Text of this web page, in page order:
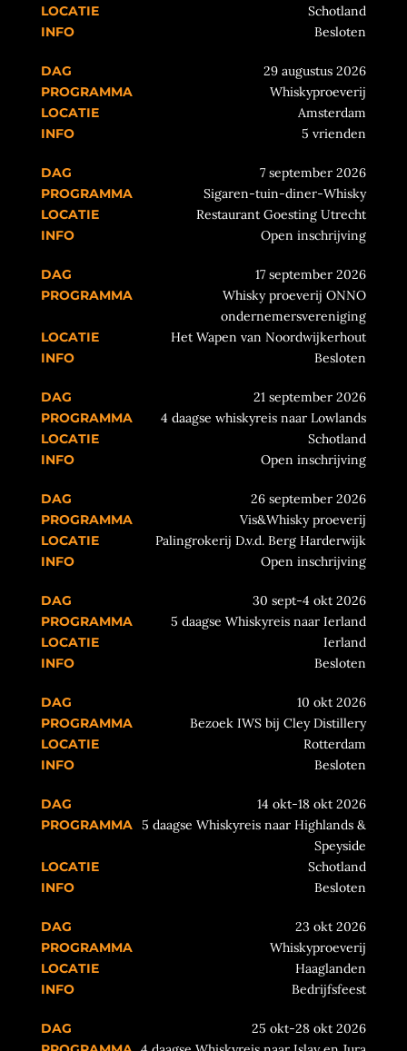
Schotland
Besloten
29 augustus 2026
Whiskyproeverij
Amsterdam
5 vrienden
7 september 2026
Sigaren-tuin-diner-Whisky
Restaurant Goesting Utrecht
Open inschrijving
17 september 2026
Whisky proeverij ONNO
ondernemersvereniging
Het Wapen van Noordwijkerhout
Besloten
21 september 2026
4 daagse whiskyreis naar Lowlands
Schotland
Open inschrijving
26 september 2026
Vis&Whisky proeverij
Palingrokerij D.v.d. Berg Harderwijk
Open inschrijving
30 sept-4 okt 2026
5 daagse Whiskyreis naar Ierland
Ierland
Besloten
10 okt 2026
Bezoek IWS bij Cley Distillery
Rotterdam
Besloten
14 okt-18 okt 2026
5 daagse Whiskyreis naar Highlands &
Speyside
Schotland
Besloten
23 okt 2026
Whiskyproeverij
Haaglanden
Bedrijfsfeest
25 okt-28 okt 2026